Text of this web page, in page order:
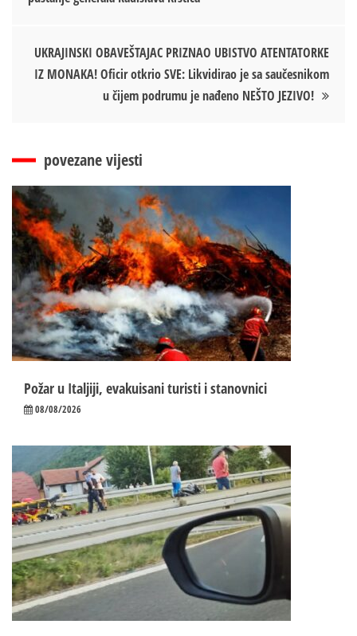
чланка
UKRAJINSKI OBAVEŠTAJAC PRIZNAO UBISTVO ATENTATORKE
IZ MONAKA! Oficir otkrio SVE: Likvidirao je sa saučesnikom
u čijem podrumu je nađeno NEŠTO JEZIVO!
povezane vijesti
Požar u Italjiji, evakuisani turisti i stanovnici
08/08/2026